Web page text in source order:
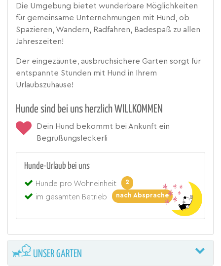
Die Umgebung bietet wunderbare Möglichkeiten
für gemeinsame Unternehmungen mit Hund, ob
Spazieren, Wandern, Radfahren, Badespaß zu allen
Jahreszeiten!
Der eingezäunte, ausbruchsichere Garten sorgt für
entspannte Stunden mit Hund in Ihrem
Urlaubszuhause!
Hunde sind bei uns herzlich WILLKOMMEN
Dein Hund bekommt bei Ankunft ein
Begrüßungsleckerli
Hunde-Urlaub bei uns
Hunde pro Wohneinheit 2
im gesamten Betrieb nach Absprache
UNSER GARTEN